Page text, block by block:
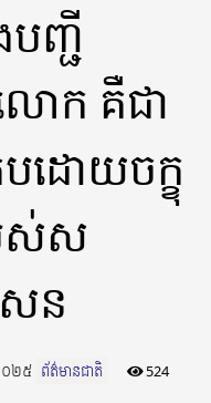
បញ្ជី
ោក គឺជា
បដោយចក្ខុ
ស់ស
ែន
០២៥ ព័ត៌មានជាតិ 524